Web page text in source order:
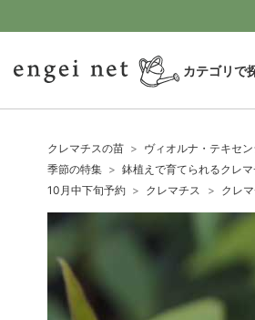
カテゴリで
クレマチスの苗 ヴィオルナ・テキセ
季節の特集
鉢植えで育てられるクレマ
10月中下旬予約
クレマチス クレ